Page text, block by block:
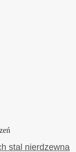
stal nierdzewna